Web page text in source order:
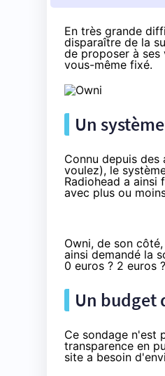
En très grande
disparaître de la
de proposer à ses
vous-même fixé.
Un
Connu depuis des
voulez), le
Radiohead a
avec plus ou
Owni, de son
ainsi demandé la
0 euros ? 2 euros
Un budget
Ce sondage n'est
transparence en
site a besoin